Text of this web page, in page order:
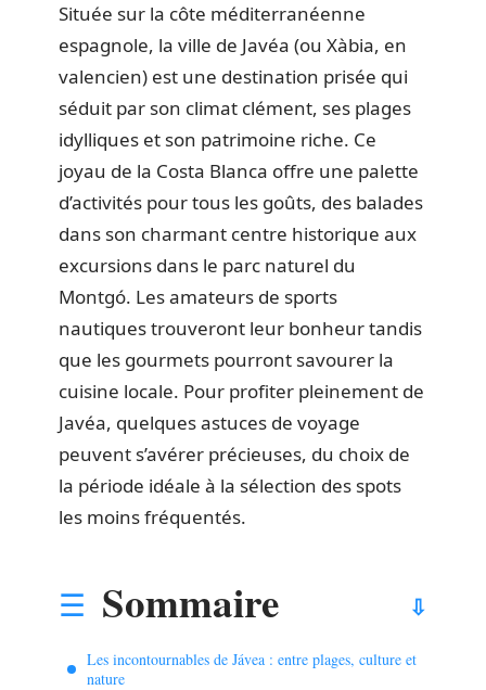
Située sur la côte méditerranéenne
espagnole, la ville de Javéa (ou Xàbia, en
valencien) est une destination prisée qui
séduit par son climat clément, ses plages
idylliques et son patrimoine riche. Ce
joyau de la Costa Blanca offre une palette
d’activités pour tous les goûts, des balades
dans son charmant centre historique aux
excursions dans le parc naturel du
Montgó. Les amateurs de sports
nautiques trouveront leur bonheur tandis
que les gourmets pourront savourer la
cuisine locale. Pour profiter pleinement de
Javéa, quelques astuces de voyage
peuvent s’avérer précieuses, du choix de
la période idéale à la sélection des spots
les moins fréquentés.
Sommaire
Les incontournables de Jávea : entre plages, culture et
nature